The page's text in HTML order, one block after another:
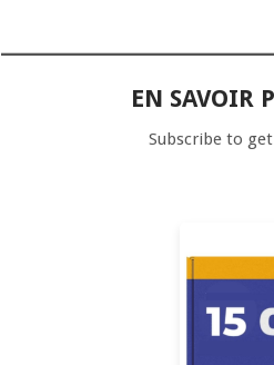
EN SAVOIR
Subscribe to